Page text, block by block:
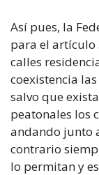
Así pues, la
para el artículo
calles
coexistencia
salvo que
peatonales los
andando junto
contrario
lo permitan y